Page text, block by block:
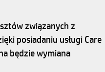
związanych z
posiadaniu usługi Care
będzie wymiana